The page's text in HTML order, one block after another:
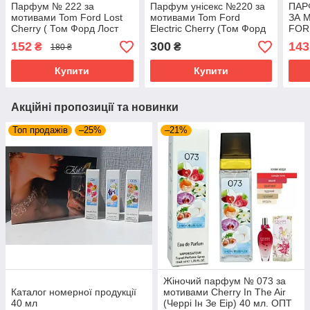
Парфум № 222 за
мотивами Tom Ford Lost
Cherry ( Том Форд Лост
Черрі ) 40 мл ОПТ
152 ₴ 180 ₴
Купити
Парфум унісекс №220 за
мотивами Tom Ford
Electric Cherry (Том Форд
Електрик Черрі ) 40 МЛ
300₴
Купити
ЗА
143
Акційні пропозиції та новинки
Топ продажів –25%
Каталог номерної продукції
40 мл
–21%
Жіночий парфум № 073 за
мотивами Cherry In The Air
(Черрі Ін Зе Еір) 40 мл. ОПТ